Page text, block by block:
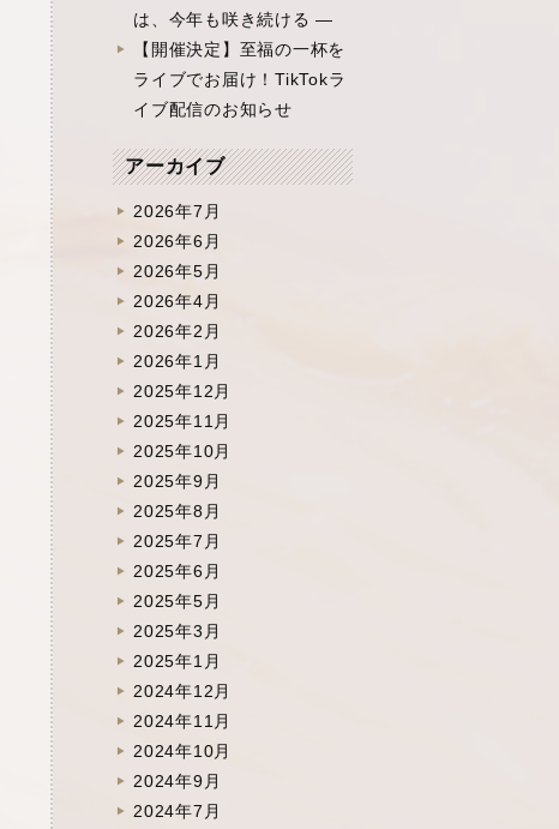
は、今年も咲き続ける ―
【開催決定】至福の一杯を
ライブでお届け！TikTokラ
イブ配信のお知らせ
アーカイブ
2026年7月
2026年6月
2026年5月
2026年4月
2026年2月
2026年1月
2025年12月
2025年11月
2025年10月
2025年9月
2025年8月
2025年7月
2025年6月
2025年5月
2025年3月
2025年1月
2024年12月
2024年11月
2024年10月
2024年9月
2024年7月